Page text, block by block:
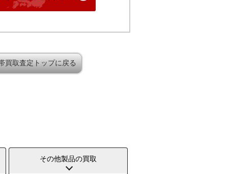
買取査定トップに戻る
その他製品の買取